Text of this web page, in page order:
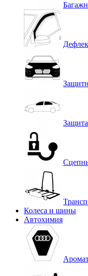
Колеса и шины
Автохимия